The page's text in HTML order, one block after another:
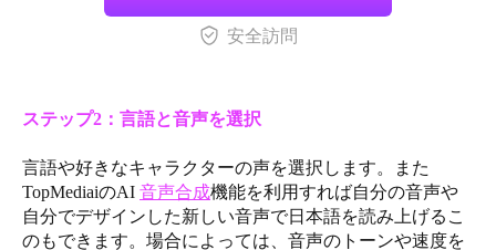
安全訪問
ステップ2：言語と音声を選択
言語や好きなキャラクターの声を選択します。また
TopMediaiのAI 音声合成機能を利用すれば自分の音声や
自分でデザインした新しい音声で日本語を読み上げるこ
のもできます。場合によっては、音声のトーンや速度を